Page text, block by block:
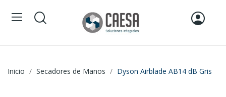
Inicio Secadores de Manos Dyson Airblade AB14 dB Gris